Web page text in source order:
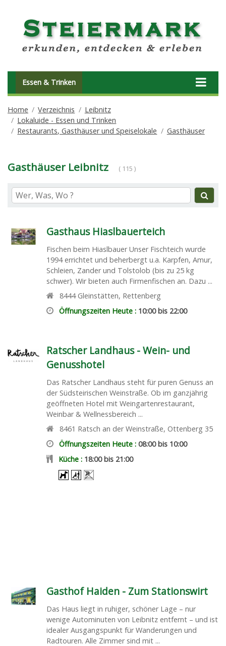
Essen & Trinken
Home Verzeichnis
Leibnitz
Lokaluide - Essen und Trinken
Restaurants, Gasthäuser und Speiselokale
Gasthäuser
Gasthäuser Leibnitz ( 115 )
Gasthaus Hiaslbauerteich
Fischen beim Hiaslbauer Unser Fischteich wurde
1994 errichtet und beherbergt u.a. Karpfen, Amur,
Schleien, Zander und Tolstolob (bis zu 25 kg
schwer). Wir bieten auch Firmenfischen an. Dazu ...
8444 Gleinstätten, Rettenberg
Öffnungszeiten Heute : 10:00 bis 22:00
Ratscher Landhaus - Wein- und
Genusshotel
Das Ratscher Landhaus steht für puren Genuss an
der Südsteirischen Weinstraße. Ob im ganzjährig
geöffneten Hotel mit Weingartenrestaurant,
Weinbar & Wellnessbereich ...
8461 Ratsch an der Weinstraße,Ottenberg 35
Öffnungszeiten Heute :08:00 bis 10:00
Küche : 18:00 bis 21:00
Gasthof Haiden - Zum Stationswirt
Das Haus liegt in ruhiger, schöner Lage – nur
wenige Autominuten von Leibnitz entfernt – und ist
idealer Ausgangspunkt für Wanderungen und
Radtouren. Alle Zimmer sind mit ...